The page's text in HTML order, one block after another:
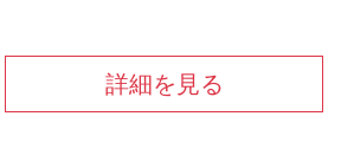
詳細を見る